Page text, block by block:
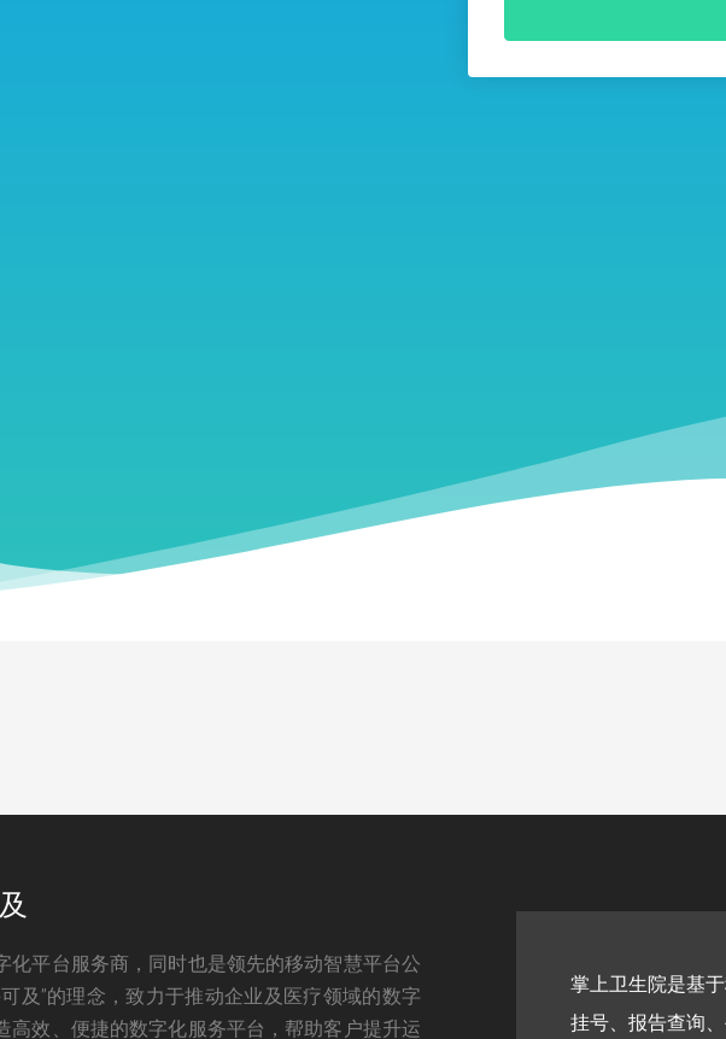
化平台服务商，同时也是领先的移动智慧平台公
及”的理念，致力于推动企业及医疗领域的数字
高效、便捷的数字化服务平台，帮助客户提升运
卫生院是基于移动互联网的医疗卫生服务平台，为患者提供‌在线
、报告查询、手机缴费、医患沟通、健康管理‌等一站式服务，旨